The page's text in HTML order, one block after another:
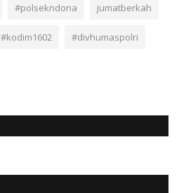
#polsekndona jumatberkah
#kodim1602 #divhumaspolri